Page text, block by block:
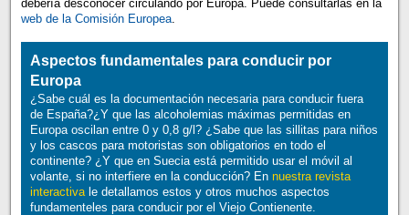
debería desconocer circulando por Europa. Puede consultarlas en la
web de la Comisión Europea.
Aspectos fundamentales para conducir por
Europa
¿Sabe cuál es la documentación necesaria para conducir fuera
de España?¿Y que las alcoholemias máximas permitidas en
Europa oscilan entre 0 y 0,8 g/l? ¿Sabe que las sillitas para niños
y los cascos para motoristas son obligatorios en todo el
continente? ¿Y que en Suecia está permitido usar el móvil al
volante, si no interfiere en la conducción? En nuestra revista
interactivale detallamos estos y otros muchos aspectos
fundamenteles para conducir por el Viejo Contienente.